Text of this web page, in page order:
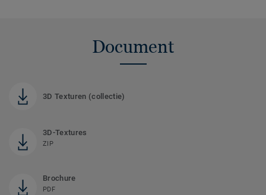
Document
3D Texturen (collectie)
3D-Textures
ZIP
Brochure
PDF